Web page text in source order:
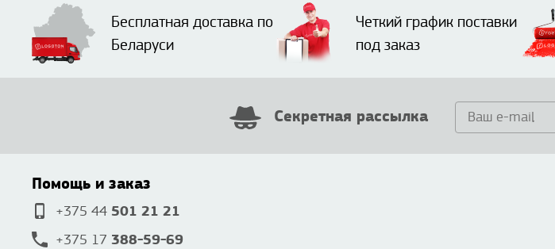
Бесплатная доставка по
Беларуси
Четкий график поставки
под заказ
Секретная рассылка
Помощь и заказ
+375 44 501 21 21
+375 17 388-59-69